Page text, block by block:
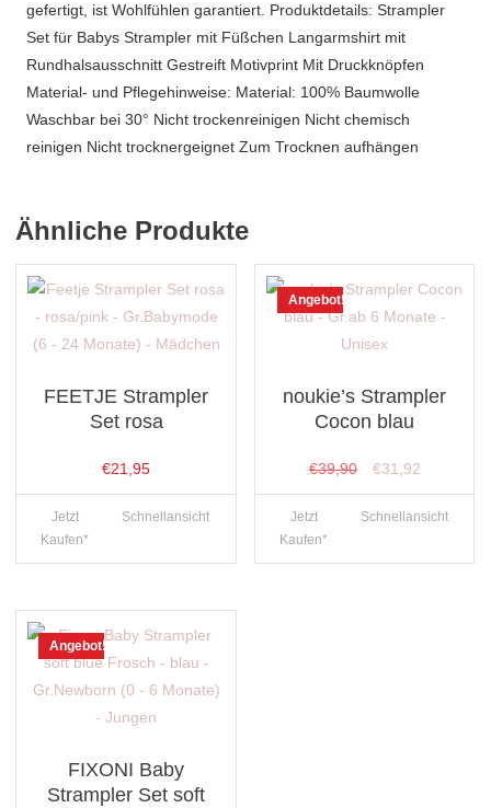
gefertigt, ist Wohlfühlen garantiert. Produktdetails: Strampler
Set für Babys Strampler mit Füßchen Langarmshirt mit
Rundhalsausschnitt Gestreift Motivprint Mit Druckknöpfen
Material- und Pflegehinweise: Material: 100% Baumwolle
Waschbar bei 30° Nicht trockenreinigen Nicht chemisch
reinigen Nicht trocknergeignet Zum Trocknen aufhängen
Ähnliche Produkte
FEETJE Strampler
Set rosa
€21,95
Jetzt
Kaufen*
Schnellansicht
Angebot!
noukie’s Strampler
Cocon blau
€39,90
Ursprünglicher
Preis
war:
€31,92Aktueller
Preis
ist:
Jetzt
Kaufen*
Schnellansicht
Angebot!
FIXONI Baby
Strampler Set soft